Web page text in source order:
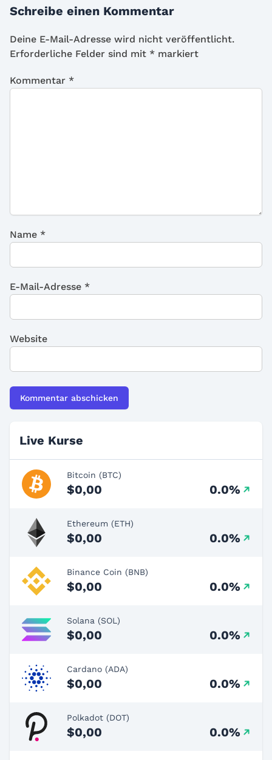
Schreibe einen Kommentar
Deine E-Mail-Adresse wird nicht veröffentlicht.
Erforderliche Felder sind mit * markiert
Kommentar *
Name *
E-Mail-Adresse *
Website
Live Kurse
Bitcoin (BTC)
$0,00 0.0%
Ethereum (ETH)
$0,00 0.0%
Binance Coin (BNB)
$0,00 0.0%
Solana (SOL)
$0,00 0.0%
Cardano (ADA)
$0,00 0.0%
Polkadot (DOT)
$0,00 0.0%